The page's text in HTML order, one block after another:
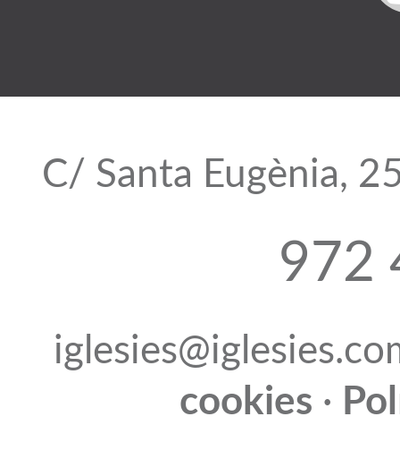
C/ Santa Eugènia,
972
cookies ·